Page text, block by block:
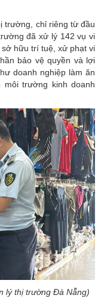
trường, chỉ riêng từ đầu
đã xử lý 142 vụ vi
hữu trí tuệ, xử phạt vi
bảo vệ quyền và lợi
doanh nghiệp làm ăn
trường kinh doanh
lý thị trường Đà Nẵng)